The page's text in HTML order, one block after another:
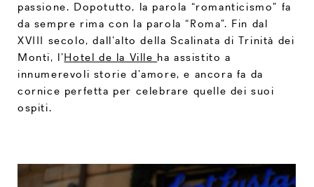
passione. Dopotutto, la parola “romanticismo” fa
da sempre rima con la parola “Roma”. Fin dal
XVIII secolo, dall’alto della Scalinata di Trinità dei
Monti, l’Hotel de la Ville ha assistito a
innumerevoli storie d’amore, e ancora fa da
cornice perfetta per celebrare quelle dei suoi
ospiti.